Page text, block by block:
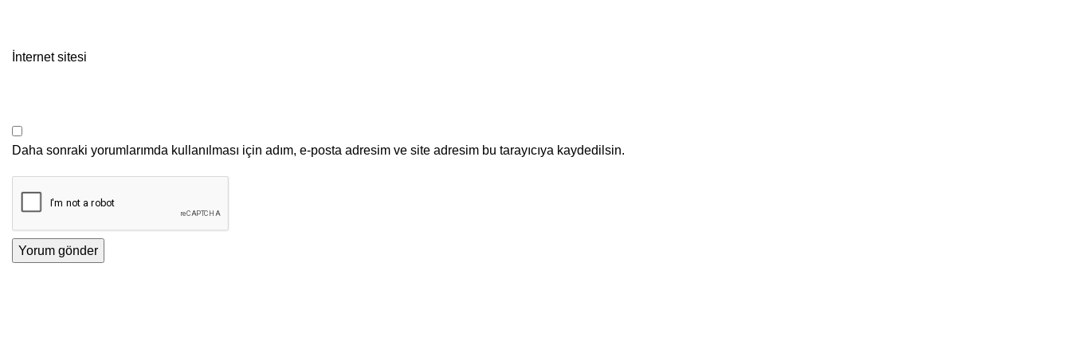
İnternet sitesi
Daha sonraki yorumlarımda kullanılması için adım, e-posta adresim ve site adresim bu tarayıcıya kaydedilsin.